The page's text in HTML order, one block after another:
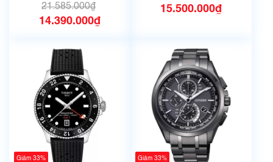
21.585.000₫
14.390.000₫
15.500.000₫
Giảm 33% Giảm 33%